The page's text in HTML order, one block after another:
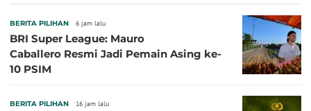
BERITA PILIHAN 6 jam lalu
BRI Super League: Mauro
Caballero Resmi Jadi Pemain Asing ke-
10 PSIM
BERITA PILIHAN 16 jam lalu